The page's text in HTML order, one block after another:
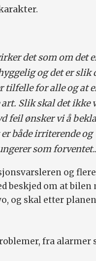
det som om det
og det er slik
tilfelle for alle og at
Slik skal det ikke
feil ønsker vi å
både irriterende og
som
og
beskjed om at bilen
og skal etter
fra alarmer